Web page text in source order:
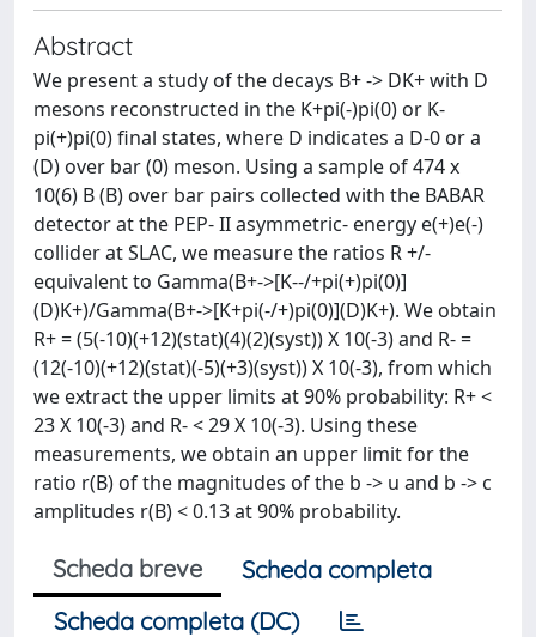
Abstract
We present a study of the decays B+ -> DK+ with D
mesons reconstructed in the K+pi(-)pi(0) or K-
pi(+)pi(0) final states, where D indicates a D-0 or a
(D) over bar (0) meson. Using a sample of 474 x
10(6) B (B) over bar pairs collected with the BABAR
detector at the PEP- II asymmetric- energy e(+)e(-)
collider at SLAC, we measure the ratios R +/-
equivalent to Gamma(B+->[K--/+pi(+)pi(0)]
(D)K+)/Gamma(B+->[K+pi(-/+)pi(0)](D)K+). We obtain
R+ = (5(-10)(+12)(stat)(4)(2)(syst)) X 10(-3) and R- =
(12(-10)(+12)(stat)(-5)(+3)(syst)) X 10(-3), from which
we extract the upper limits at 90% probability: R+ <
23 X 10(-3) and R- < 29 X 10(-3). Using these
measurements, we obtain an upper limit for the
ratio r(B) of the magnitudes of the b -> u and b -> c
amplitudes r(B) < 0.13 at 90% probability.
Scheda breve
Scheda completa
Scheda completa (DC)